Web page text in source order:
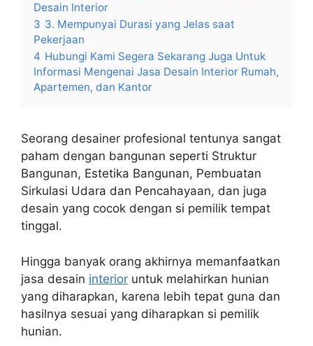
Desain Interior
3 3. Mempunyai Durasi yang Jelas saat
Pekerjaan
4 Hubungi Kami Segera Sekarang Juga Untuk
Informasi Mengenai Jasa Desain Interior Rumah,
Apartemen, dan Kantor
Seorang desainer profesional tentunya sangat
paham dengan bangunan seperti Struktur
Bangunan, Estetika Bangunan, Pembuatan
Sirkulasi Udara dan Pencahayaan, dan juga
desain yang cocok dengan si pemilik tempat
tinggal.
Hingga banyak orang akhirnya memanfaatkan
jasa desain interior untuk melahirkan hunian
yang diharapkan, karena lebih tepat guna dan
hasilnya sesuai yang diharapkan si pemilik
hunian.